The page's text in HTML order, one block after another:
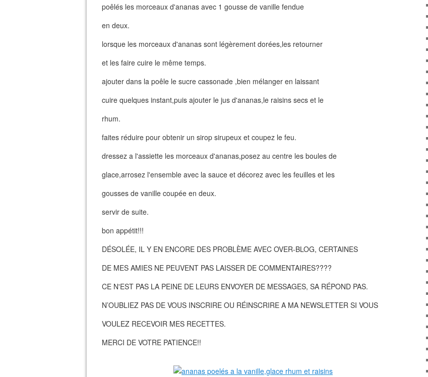
poêlés les morceaux d'ananas avec 1 gousse de vanille fendue
en deux.
lorsque les morceaux d'ananas sont légèrement dorées,les retourner
et les faire cuire le même temps.
ajouter dans la poêle le sucre cassonade ,bien mélanger en laissant
cuire quelques instant,puis ajouter le jus d'ananas,le raisins secs et le
rhum.
faites réduire pour obtenir un sirop sirupeux et coupez le feu.
dressez a l'assiette les morceaux d'ananas,posez au centre les boules de
glace,arrosez l'ensemble avec la sauce et décorez avec les feuilles et les
gousses de vanille coupée en deux.
servir de suite.
bon appétit!!!
DÉSOLÉE, IL Y EN ENCORE DES PROBLÈME AVEC OVER-BLOG, CERTAINES
DE MES AMIES NE PEUVENT PAS LAISSER DE COMMENTAIRES????
CE N'EST PAS LA PEINE DE LEURS ENVOYER DE MESSAGES, SA RÉPOND PAS.
N’OUBLIEZ PAS DE VOUS INSCRIRE OU RÉINSCRIRE A MA NEWSLETTER SI VOUS
VOULEZ RECEVOIR MES RECETTES.
MERCI DE VOTRE PATIENCE!!